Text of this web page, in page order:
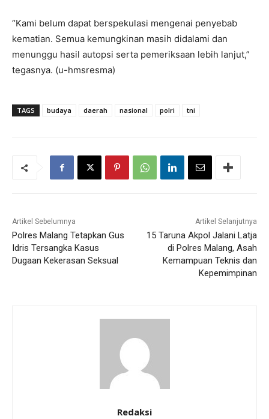
“Kami belum dapat berspekulasi mengenai penyebab
kematian. Semua kemungkinan masih didalami dan
menunggu hasil autopsi serta pemeriksaan lebih lanjut,”
tegasnya. (u-hmsresma)
TAGS budaya daerah nasional polri tni
Artikel Sebelumnya
Polres Malang Tetapkan Gus
Idris Tersangka Kasus
Dugaan Kekerasan Seksual
Artikel Selanjutnya
15 Taruna Akpol Jalani Latja
di Polres Malang, Asah
Kemampuan Teknis dan
Kepemimpinan
Redaksi